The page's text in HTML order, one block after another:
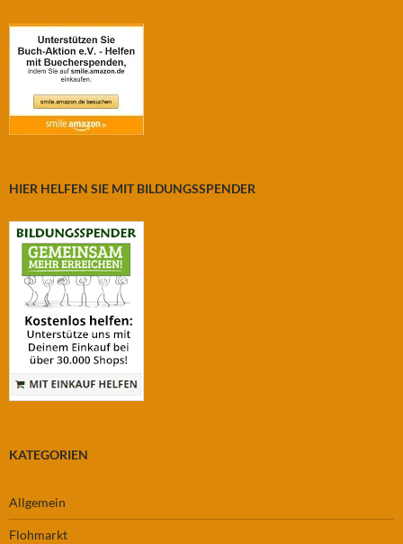
HIER HELFEN SIE MIT BILDUNGSSPENDER
KATEGORIEN
Allgemein
Flohmarkt